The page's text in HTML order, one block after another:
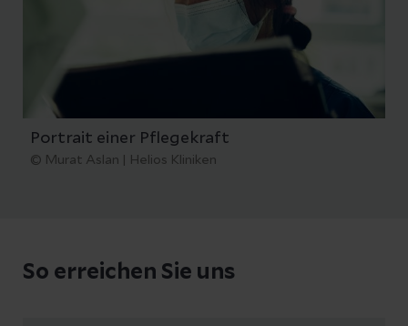
Portrait einer Pflegekraft
© Murat Aslan | Helios Kliniken
So erreichen Sie uns